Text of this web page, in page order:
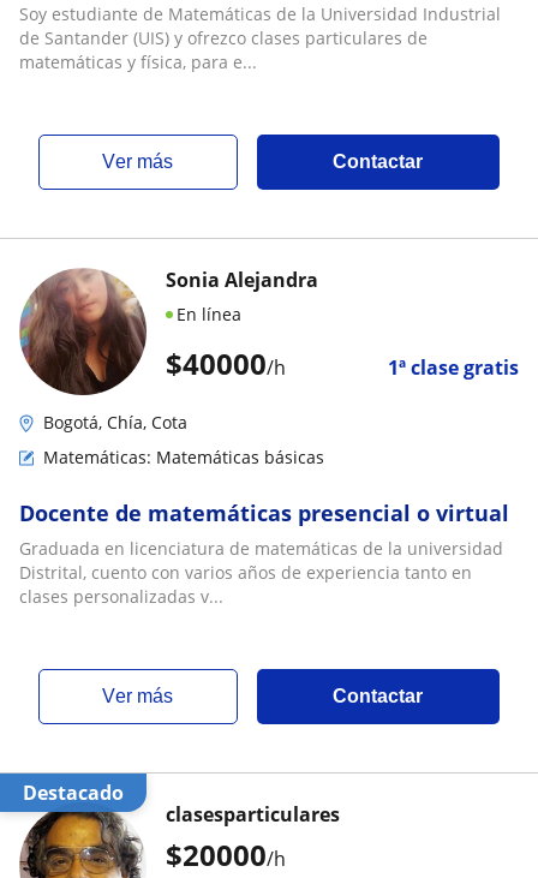
Soy estudiante de Matemáticas de la Universidad Industrial
de Santander (UIS) y ofrezco clases particulares de
matemáticas y física, para e...
ver más Contactar
$40000/h 1ª clase gratis
Sonia Alejandra
En línea
Bogotá, Chía, Cota
Matemáticas: Matemáticas básicas
Docente de matemáticas presencial o virtual
Graduada en licenciatura de matemáticas de la universidad
Distrital, cuento con varios años de experiencia tanto en
clases personalizadas v...
ver más Contactar
Destacado
$20000/h
clasesparticulares